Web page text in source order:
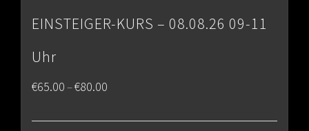
EINSTEIGER-KURS – 08.08.26 09-11
Uhr
€65.00–€80.00